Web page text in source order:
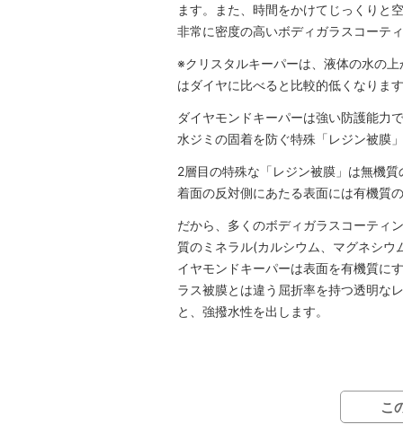
ます。また、時間をかけてじっくりと
非常に密度の高いボディガラスコーテ
※クリスタルキーパーは、液体の水の
はダイヤに比べると比較的低くなりま
ダイヤモンドキーパーは強い防護能力で
水ジミの固着を防ぐ特殊「レジン被膜」
2層目の特殊な「レジン被膜」は無機
着面の反対側にあたる表面には有機質
だから、多くのボディガラスコーティ
質のミネラル(カルシウム、マグネシウ
イヤモンドキーパーは表面を有機質に
ラス被膜とは違う屈折率を持つ透明な
と、強撥水性を出します。
こ